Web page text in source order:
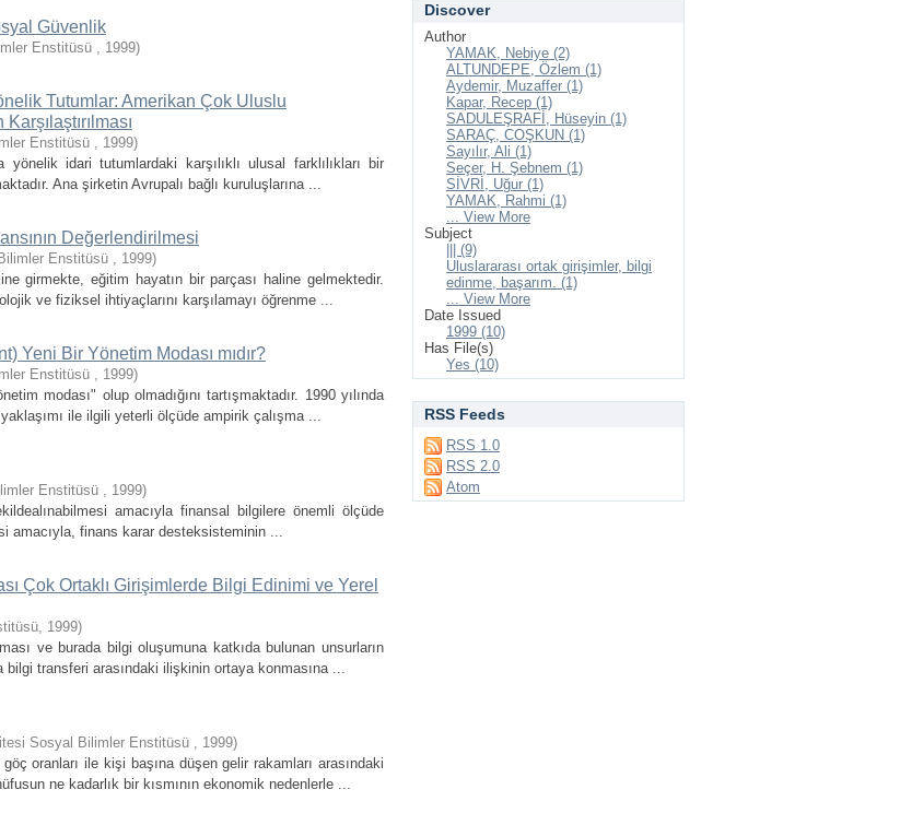
Güvenlik
Enstitüsü , 1999)
Tutumlar: Amerikan Çok Uluslu
Enstitüsü , 1999)
idari tutumlardaki karşılıklı ulusal farklılıkları bir
Ana şirketin Avrupalı bağlı kuruluşlarına ...
Değerlendirilmesi
Enstitüsü , 1999)
girmekte, eğitim hayatın bir parçası haline gelmektedir.
ve fiziksel ihtiyaçlarını karşılamayı öğrenme ...
Yeni Bir Yönetim Modası mıdır?
Enstitüsü , 1999)
modası" olup olmadığını tartışmaktadır. 1990 yılında
ile ilgili yeterli ölçüde ampirik çalışma ...
Enstitüsü , 1999)
amacıyla finansal bilgilere önemli ölçüde
amacıyla, finans karar desteksisteminin ...
Çok Ortaklı Girişimlerde Bilgi Edinimi ve Yerel
, 1999)
ve burada bilgi oluşumuna katkıda bulunan unsurların
transferi arasındaki ilişkinin ortaya konmasına ...
Sosyal Bilimler Enstitüsü , 1999)
oranları ile kişi başına düşen gelir rakamları arasındaki
ne kadarlık bir kısmının ekonomik nedenlerle ...
Discover
Author
YAMAK, Nebiye (2)
ALTUNDEPE, Özlem (1)
Aydemir, Muzaffer (1)
Kapar, Recep (1)
SADULEŞRAFİ, Hüseyin (1)
SARAÇ, COŞKUN (1)
Sayılır, Ali (1)
Seçer, H. Şebnem (1)
SİVRİ, Uğur (1)
YAMAK, Rahmi (1)
... View More
Subject
||| (9)
Uluslararası ortak girişimler, bilgi
edinme, başarım. (1)
... View More
Date Issued
1999 (10)
Has File(s)
Yes (10)
RSS Feeds
RSS 1.0
RSS 2.0
Atom